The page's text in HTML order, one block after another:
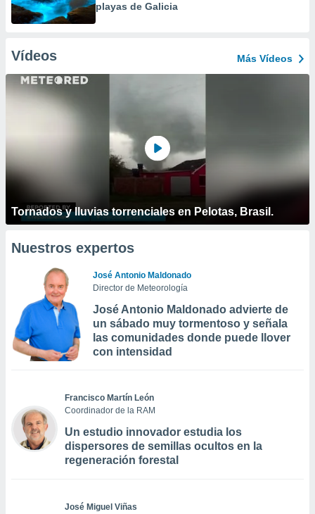
playas de Galicia
Vídeos Más Vídeos
Tornados y lluvias torrenciales en Pelotas, Brasil.
Nuestros expertos
José Antonio Maldonado
Director de Meteorología
José Antonio Maldonado advierte de
un sábado muy tormentoso y señala
las comunidades donde puede llover
con intensidad
Francisco Martín León
Coordinador de la RAM
Un estudio innovador estudia los
dispersores de semillas ocultos en la
regeneración forestal
José Miguel Viñas